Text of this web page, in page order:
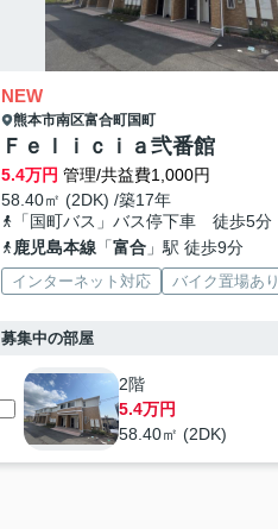
NEW
熊本市南区富合町国町
Ｆｅｌｉｃｉａ弐番館
5.4万円 管理/共益費1,000円
58.40㎡ (2DK) /築17年
「国町バス」バス停下車 徒歩5分
鹿児島本線「富合」駅 徒歩9分
インターネット対応 バイク置場あり
募集中の部屋
2階
5.4万円
58.40㎡ (2DK)